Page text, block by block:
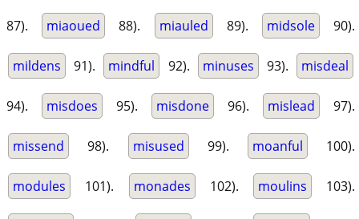
87). miaoued 88). miauled 89). midsole 90).
mildens 91). mindful 92). minuses 93). misdeal
94). misdoes 95). misdone 96). mislead 97).
missend 98). misused 99). moanful 100).
modules 101). monades 102). moulins 103).